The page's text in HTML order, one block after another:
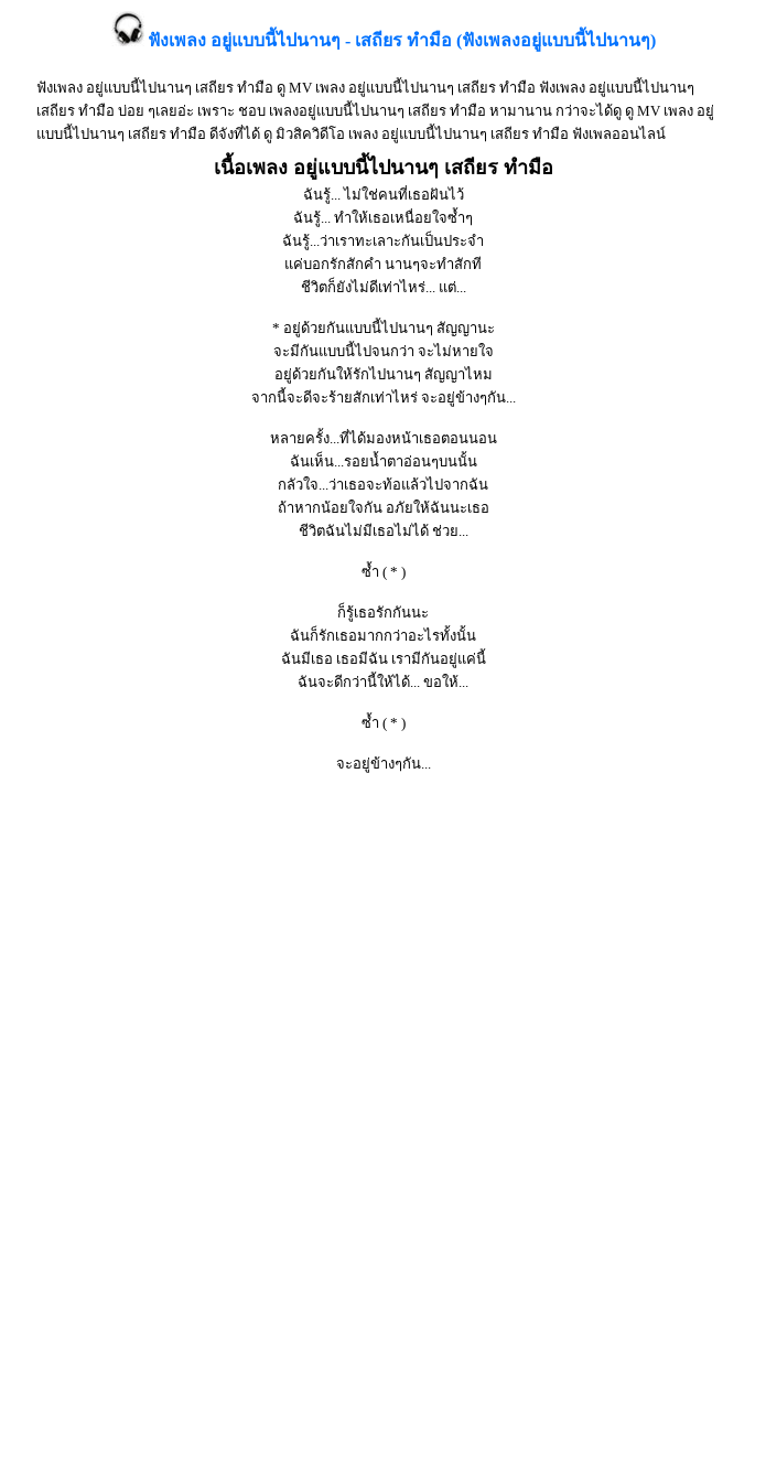
ฟังเพลง อยู่แบบนี้ไปนานๆ - เสถียร ทำมือ (ฟังเพลงอยู่แบบนี้ไปนานๆ)
ฟังเพลง อยู่แบบนี้ไปนานๆ เสถียร ทำมือ ดู MV เพลง อยู่แบบนี้ไปนานๆ เสถียร ทำมือ ฟังเพลง อยู่แบบนี้ไปนานๆ
เสถียร ทำมือ บ่อย ๆเลยอ่ะ เพราะ ชอบ เพลงอยู่แบบนี้ไปนานๆ เสถียร ทำมือ หามานาน กว่าจะได้ดู ดู MV เพลง อยู่
แบบนี้ไปนานๆ เสถียร ทำมือ ดีจังที่ได้ ดู มิวสิควิดีโอ เพลง อยู่แบบนี้ไปนานๆ เสถียร ทำมือ ฟังเพลออนไลน์
เนื้อเพลง อยู่แบบนี้ไปนานๆ เสถียร ทำมือ
ฉันรู้... ไม่ใช่คนที่เธอฝันไว้
ฉันรู้... ทำให้เธอเหนื่อยใจซ้ำๆ
ฉันรู้...ว่าเราทะเลาะกันเป็นประจำ
แค่บอกรักสักคำ นานๆจะทำสักที
ชีวิตก็ยังไม่ดีเท่าไหร่... แต่...
* อยู่ด้วยกันแบบนี้ไปนานๆ สัญญานะ
จะมีกันแบบนี้ไปจนกว่า จะไม่หายใจ
อยู่ด้วยกันให้รักไปนานๆ สัญญาไหม
จากนี้จะดีจะร้ายสักเท่าไหร่ จะอยู่ข้างๆกัน...
หลายครั้ง...ที่ได้มองหน้าเธอตอนนอน
ฉันเห็น...รอยน้ำตาอ่อนๆบนนั้น
กลัวใจ...ว่าเธอจะท้อแล้วไปจากฉัน
ถ้าหากน้อยใจกัน อภัยให้ฉันนะเธอ
ชีวิตฉันไม่มีเธอไม่ได้ ช่วย...
ซ้ำ ( * )
ก็รู้เธอรักกันนะ
ฉันก็รักเธอมากกว่าอะไรทั้งนั้น
ฉันมีเธอ เธอมีฉัน เรามีกันอยู่แค่นี้
ฉันจะดีกว่านี้ให้ได้... ขอให้...
ซ้ำ ( * )
จะอยู่ข้างๆกัน...